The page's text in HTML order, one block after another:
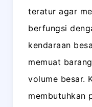
teratur agar
berfungsi
kendaraan
memuat
volume besar.
membutuhkan